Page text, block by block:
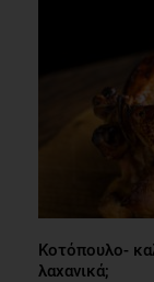
Kοτόπουλο-
λαχανικά;